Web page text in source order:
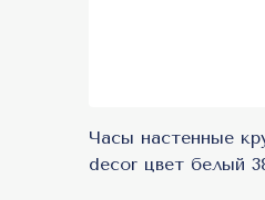
Часы настенные
decor цвет белый